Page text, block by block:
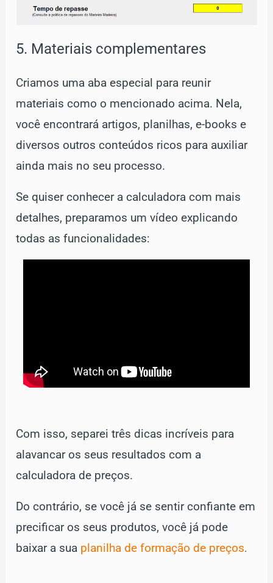
5. Materiais complementares
Criamos uma aba especial para reunir
materiais como o mencionado acima. Nela,
você encontrará artigos, planilhas, e-books e
diversos outros conteúdos ricos para auxiliar
ainda mais no seu processo.
Se quiser conhecer a calculadora com mais
detalhes, preparamos um vídeo explicando
todas as funcionalidades:
Com isso, separei três dicas incríveis para
alavancar os seus resultados com a
calculadora de preços.
Do contrário, se você já se sentir confiante em
precificar os seus produtos, você já pode
baixar a sua planilha de formação de preços.